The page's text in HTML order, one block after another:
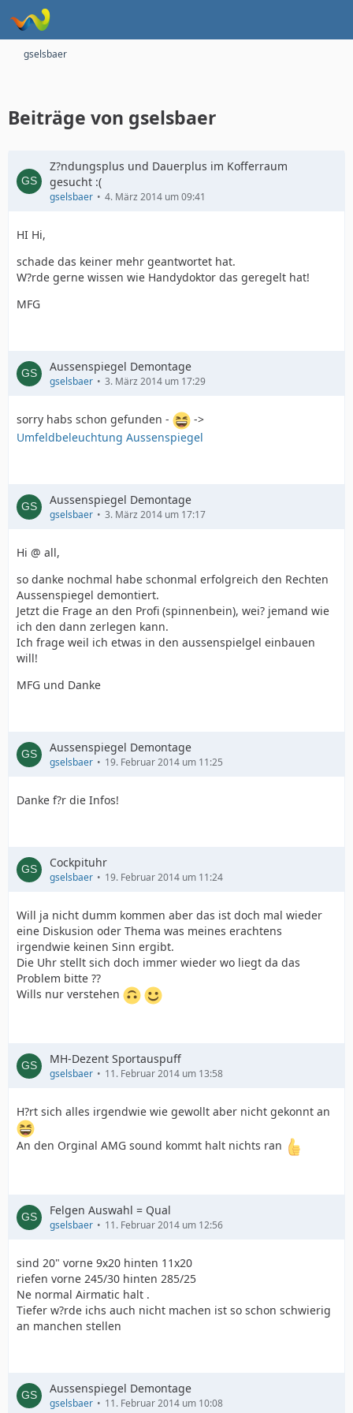
gselsbaer
Beiträge von gselsbaer
Z?ndungsplus und Dauerplus im Kofferraum
gesucht :(
gselsbaer 4. März 2014 um 09:41
HI Hi,
schade das keiner mehr geantwortet hat.
W?rde gerne wissen wie Handydoktor das geregelt hat!
MFG
Aussenspiegel Demontage
gselsbaer 3. März 2014 um 17:29
sorry habs schon gefunden -
->
Umfeldbeleuchtung Aussenspiegel
Aussenspiegel Demontage
gselsbaer 3. März 2014 um 17:17
Hi @ all,
so danke nochmal habe schonmal erfolgreich den Rechten
Aussenspiegel demontiert.
Jetzt die Frage an den Profi (spinnenbein), wei? jemand wie
ich den dann zerlegen kann.
Ich frage weil ich etwas in den aussenspielgel einbauen
will!
MFG und Danke
Aussenspiegel Demontage
gselsbaer 19. Februar 2014 um 11:25
Danke f?r die Infos!
Cockpituhr
gselsbaer 19. Februar 2014 um 11:24
Will ja nicht dumm kommen aber das ist doch mal wieder
eine Diskusion oder Thema was meines erachtens
irgendwie keinen Sinn ergibt.
Die Uhr stellt sich doch immer wieder wo liegt da das
Problem bitte ??
Wills nur verstehen
MH-Dezent Sportauspuff
gselsbaer 11. Februar 2014 um 13:58
H?rt sich alles irgendwie wie gewollt aber nicht gekonnt an
An den Orginal AMG sound kommt halt nichts ran
Felgen Auswahl = Qual
gselsbaer 11. Februar 2014 um 12:56
sind 20" vorne 9x20 hinten 11x20
riefen vorne 245/30 hinten 285/25
Ne normal Airmatic halt .
Tiefer w?rde ichs auch nicht machen ist so schon schwierig
an manchen stellen
Aussenspiegel Demontage
gselsbaer 11. Februar 2014 um 10:08